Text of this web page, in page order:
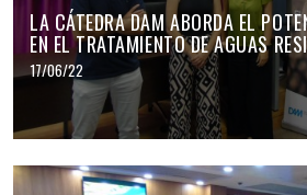
LA CÁTEDRA DAM ABORDA EL
EN EL TRATAMIENTO DE AGUAS
17/06/22